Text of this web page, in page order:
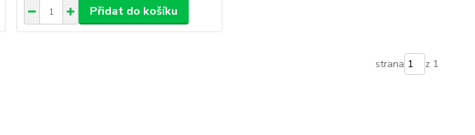
Přidat do košíku
strana z 1